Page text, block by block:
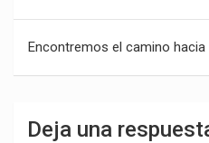
entradas
Encontremos el camino
Deja una